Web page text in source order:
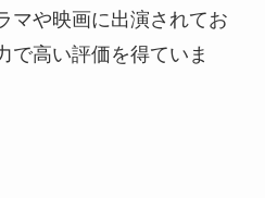
マや映画に出演されてお
で高い評価を得ていま